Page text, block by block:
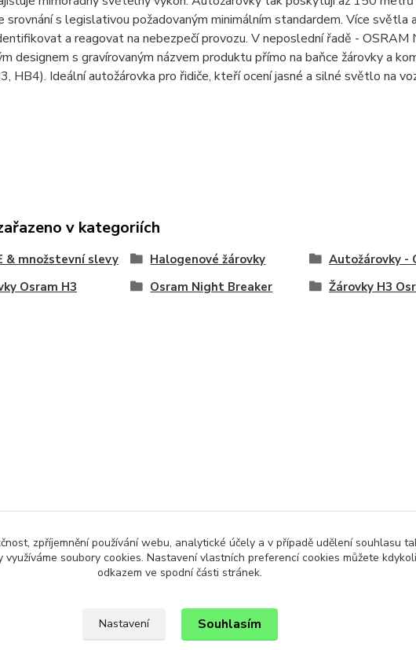
srovnání s legislativou požadovaným minimálním standardem. Více
a reagovat na nebezpečí provozu. V neposlední řadě -
designem s gravírovaným názvem produktu přímo na baňce žárovky a
HB4). Ideální autožárovka pro řidiče, kteří ocení jasné a silné světlo na
v kategoriích
& množstevní slevy Halogenové žárovky Autožárovky -
Osram H3
Osram Night Breaker Žárovky H3
zpříjemnění používání webu, analytické účely a v případě udělení souhlasu
využíváme soubory cookies. Nastavení vlastních preferencí cookies můžete
odkazem ve spodní části stránek.
Nastavení Souhlasím